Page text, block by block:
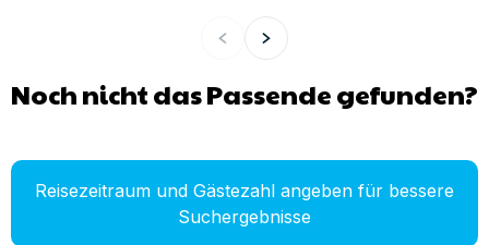
Noch nicht das Passende gefunden?
Reisezeitraum und Gästezahl angeben für bessere
Suchergebnisse